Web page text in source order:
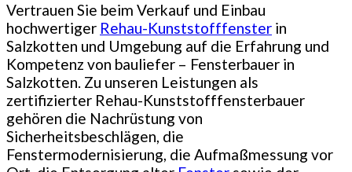
Vertrauen Sie beim Verkauf und Einbau
hochwertiger Rehau-Kunststofffenster in
Salzkotten und Umgebung auf die Erfahrung und
Kompetenz von bauliefer – Fensterbauer in
Salzkotten. Zu unseren Leistungen als
zertifizierter Rehau-Kunststofffensterbauer
gehören die Nachrüstung von
Sicherheitsbeschlägen, die
Fenstermodernisierung, die Aufmaßmessung vor